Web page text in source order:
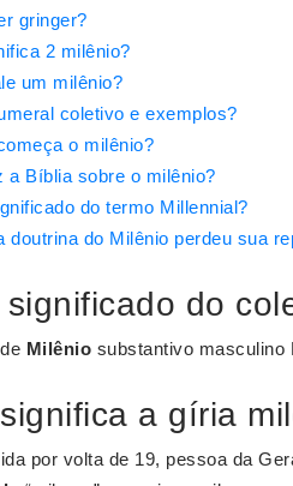
gringer?
2 milênio?
um milênio?
coletivo e exemplos?
o milênio?
a Bíblia sobre o milênio?
do termo Millennial?
doutrina do Milênio perdeu sua
do
de Milênio substantivo masculino
a gíria
por volta de 19, pessoa da